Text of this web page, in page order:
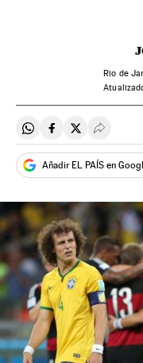
Rio de
Compartir en
Compartir en
Compartir
Añadir EL PAÍS en